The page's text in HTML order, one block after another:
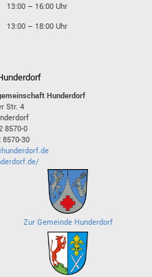
13:00 – 16:00 Uhr
13:00 – 18:00 Uhr
Hunderdorf
Str. 4
8570-0
8570-30
Zur Gemeinde Hunderdorf